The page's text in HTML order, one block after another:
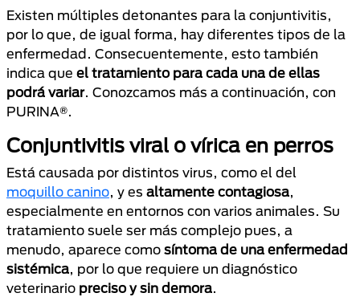
Existen múltiples detonantes para la conjuntivitis,
por lo que, de igual forma, hay diferentes tipos de la
enfermedad. Consecuentemente, esto también
indica que el tratamiento para cada una de ellas
podrá variar. Conozcamos más a continuación, con
PURINA®.
Conjuntivitis viral o vírica en perros
Está causada por distintos virus, como el del
moquillo canino, y es altamente contagiosa,
especialmente en entornos con varios animales. Su
tratamiento suele ser más complejo pues, a
menudo, aparece como síntoma de una enfermedad
sistémica, por lo que requiere un diagnóstico
veterinario preciso y sin demora.